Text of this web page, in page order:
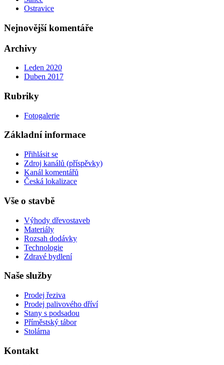
Ostravice
Nejnovější komentáře
Archivy
Leden 2020
Duben 2017
Rubriky
Fotogalerie
Základní informace
Přihlásit se
Zdroj kanálů (příspěvky)
Kanál komentářů
Česká lokalizace
Vše o stavbě
Výhody dřevostaveb
Materiály
Rozsah dodávky
Technologie
Zdravé bydlení
Naše služby
Prodej řeziva
Prodej palivového dříví
Stany s podsadou
Příměstský tábor
Stolárna
Kontakt